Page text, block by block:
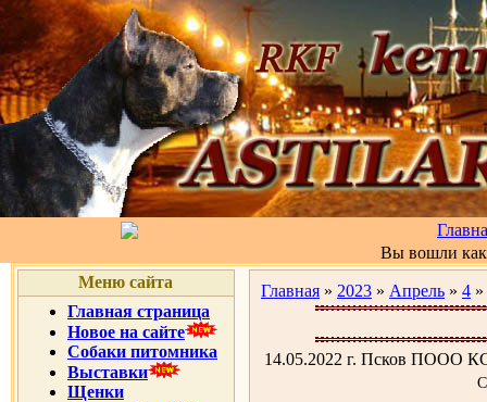
Вы вошли
Меню сайта
Главная страница
Новое на сайте
Собаки питомника
Выставки
Щенки
Главная » 2023 » Апрель » 4
14.05.2022 г. Псков ПООО